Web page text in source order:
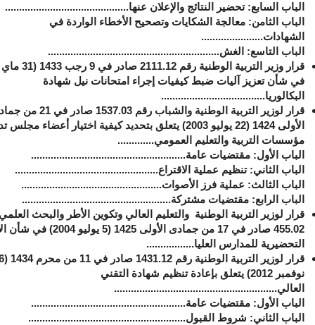
الباب السابع: ‏تحضير النتائج والإعلان عنها............................................
الباب الثامن: ‏معالجة الشكايات وتصحيح الأخطاء الواردة في
الشهادات......................
الباب التاسع: ‏الغش.............................................................
قرار وزير
ال
في شأن تعزيز آليات ضبط كيفيات إجراء امتحانات نيل شهادة
البكالوريا.....................................
قرار لوزير التربية الوطنية والشباب رقم 1537.03
الأولى 1424 (22 يوليو 2003) يتعلق بتحديد كيفية اختيار أعضاء مجلس
مؤسسات التربية والتعليم العمومي.............
الباب الأول: ‏مقتضيات عامة.......................................................
الباب الثاني: ‏تنظيم عملية الاقتراع...................................................
الباب الثالث: ‏عملية فرز الأصوات..................................................
الباب الرابع: ‏مقتضيات مشتركة.....................................................
قرار لوزير التربية الوطنية والتعليم العالي وتكوين الأطر والبحث
455.02 صادر في 17 من
جمادى الأولى 1425 (5 يوليو
التحضيرية للمدارس العليا.................
قرار لوزير التربية الوطنية
رقم
نوفمبر 2012) يتعلق بإعادة تنظيم شهادة التقني
العالي..........................................................
الباب الأول: ‏مقتضيات عامة.......................................................
الباب الثاني: ‏شروط القبول........................................................